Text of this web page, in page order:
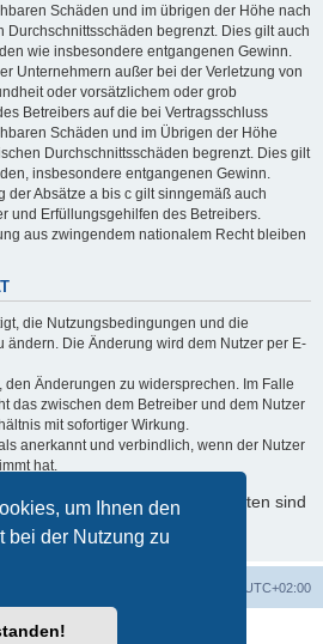
um Ihnen den
bei der Nutzung zu
Schäden und im übrigen der Höhe nach
Durchschnittsschäden begrenzt. Dies gilt auch
wie insbesondere entgangenen Gewinn.
Unternehmern außer bei der Verletzung von
oder vorsätzlichem oder grob
Betreibers auf die bei Vertragsschluss
Schäden und im Übrigen der Höhe
Durchschnittsschäden begrenzt. Dies gilt
insbesondere entgangenen Gewinn.
der Absätze a bis c gilt sinngemäß auch
und Erfüllungsgehilfen des Betreibers.
aus zwingendem nationalem Recht bleiben
die Nutzungsbedingungen und die
ändern. Die Änderung wird dem Nutzer per E-
den Änderungen zu widersprechen. Im Falle
das zwischen dem Betreiber und dem Nutzer
mit sofortiger Wirkung.
anerkannt und verbindlich, wenn der Nutzer
hat.
mit Ihren persönlichen Daten sind
enthalten.
UTC+02:00
® Forum Software © phpBB Limited